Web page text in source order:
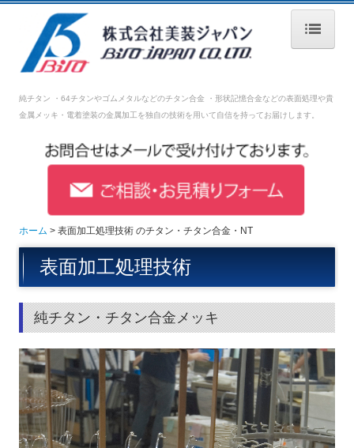
ホーム
会社案内
採用情報
募集要項【生産技術】
募集要項【生産管理】
募集要項【営業】
募集要項【メッキ分析の研究員】
お問い合わせ
純チタン ・64チタンやゴムメタルなどのチタン合金 ・形状記憶合金などの表面処理や貴
金属メッキ・電着塗装の金属加工を独自の技術を用いて自信を持ってお届けします。
ホーム 表面加工処理技術 のチタン・チタン合金・NT
表面加工処理技術
純チタン・チタン合金メッキ